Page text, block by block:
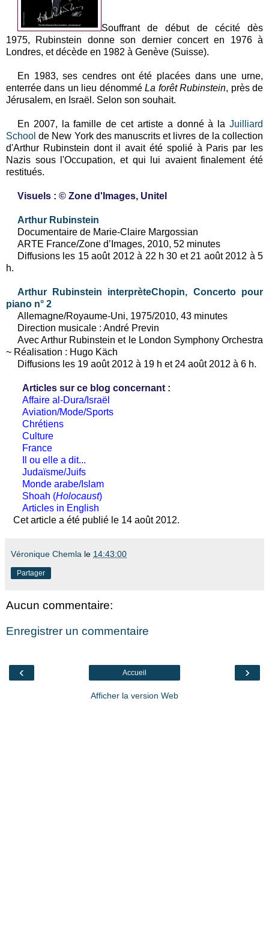
Souffrant de début de cécité dès
1975, Rubinstein donne son dernier concert en 1976 à
Londres, et décède en 1982 à Genève (Suisse).
En 1983, ses cendres ont été placées dans une urne,
enterrée dans un lieu dénomméLa forêt Rubinstein, près de
Jérusalem, en Israël. Selon son souhait.
En 2007, la famille de cet artiste a donné à la Juilliard
School de New York des manuscrits et livres de la collection
d'Arthur Rubinstein dont il avait été spolié à Paris par les
Nazis sous l'Occupation, et qui lui avaient finalement été
restitués.
Visuels : © Zone d'Images, Unitel
Arthur Rubinstein
Documentaire de Marie-Claire Margossian
ARTE France/Zone d’Images, 2010, 52 minutes
Diffusions les 15 août 2012 à 22 h 30 et 21 août 2012 à 5
h.
Arthur Rubinstein interprèteChopin, Concerto pour
piano n° 2
Allemagne/Royaume-Uni, 1975/2010, 43 minutes
Direction musicale : André Previn
Avec Arthur Rubinstein et le London Symphony Orchestra
~ Réalisation : Hugo Käch
Diffusions les 19 août 2012 à 19 h et 24 août 2012 à 6 h.
Articles sur ce blog concernant :
Affaire al-Dura/Israël
Aviation/Mode/Sports
Chrétiens
Culture
France
Il ou elle a dit...
Judaïsme/Juifs
Monde arabe/Islam
Shoah (Holocaust)
Articles in English
Cet article a été publié le 14 août 2012.
Véronique Chemla le 14:43:00
Partager
Aucun commentaire:
Enregistrer un commentaire
‹ ›
Accueil
Afficher la version Web